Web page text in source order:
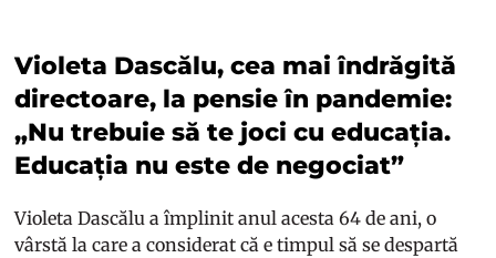
Violeta Dascălu, cea mai îndrăgită
directoare, la pensie în pandemie:
„Nu trebuie să te joci cu educația.
Educația nu este de negociat”
Violeta Dascălu a împlinit anul acesta 64 de ani, o
vârstă la care a considerat că e timpul să se despartă